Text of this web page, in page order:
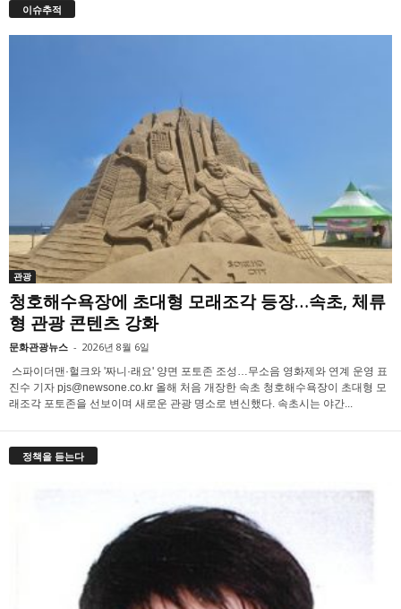
이슈추적
관광
청호해수욕장에 초대형 모래조각 등장…속초, 체류
형 관광 콘텐츠 강화
문화관광뉴스 - 2026년 8월 6일
스파이더맨·헐크와 '짜니·래요' 양면 포토존 조성…무소음 영화제와 연계 운영 표
진수 기자 pjs@newsone.co.kr 올해 처음 개장한 속초 청호해수욕장이 초대형 모
래조각 포토존을 선보이며 새로운 관광 명소로 변신했다. 속초시는 야간...
정책을 듣는다